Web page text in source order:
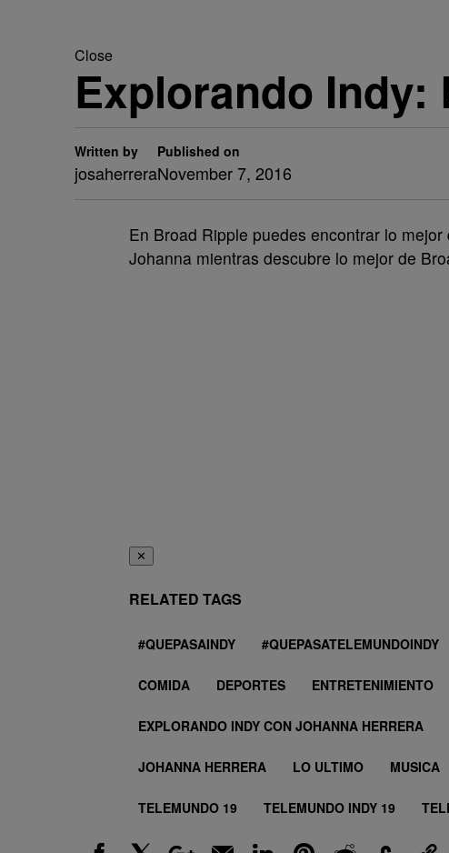
Close
Explorando Indy:
Written by
josaherrera
Published on
November 7, 2016
En Broad Ripple puedes encontrar lo
Johanna mientras descubre lo mejor de
✕
RELATED TAGS
#QUEPASAINDY #QUEPASATELEMUNDOINDY
COMIDA DEPORTES ENTRETENIMIENTO
EXPLORANDO INDY CON JOHANNA HERRERA
JOHANNA HERRERA LO ULTIMO MUSICA
TELEMUNDO 19 TELEMUNDO INDY 19